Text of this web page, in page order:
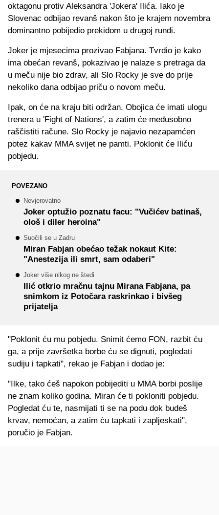
oktagonu protiv Aleksandra 'Jokera' Ilića. Iako je
Slovenac odbijao revanš nakon što je krajem novembra
dominantno pobijedio prekidom u drugoj rundi.
Joker je mjesecima prozivao Fabjana. Tvrdio je kako
ima obećan revanš, pokazivao je nalaze s pretraga da
u meču nije bio zdrav, ali Slo Rocky je sve do prije
nekoliko dana odbijao priču o novom meču.
Ipak, on će na kraju biti održan. Obojica će imati ulogu
trenera u 'Fight of Nations', a zatim će međusobno
raščistiti račune. Slo Rocky je najavio nezapamćen
potez kakav MMA svijet ne pamti. Poklonit će Iliću
pobjedu.
POVEZANO
Nevjerovatno
Joker optužio poznatu facu: "Vučićev batinaš,
ološ i diler heroina"
Suočili se u Zadru
Miran Fabjan obećao težak nokaut Kite:
"Anestezija ili smrt, sam odaberi"
Joker više nikog ne štedi
Ilić otkrio mračnu tajnu Mirana Fabjana, pa
snimkom iz Potočara raskrinkao i bivšeg
prijatelja
"Poklonit ću mu pobjedu. Snimit ćemo FON, razbit ću
ga, a prije završetka borbe ću se dignuti, pogledati
sudiju i tapkati", rekao je Fabjan i dodao je:
"Ilke, tako ćeš napokon pobijediti u MMA borbi poslije
ne znam koliko godina. Miran će ti pokloniti pobjedu.
Pogledat ću te, nasmijati ti se na podu dok budeš
krvav, nemoćan, a zatim ću tapkati i zapljeskati",
poručio je Fabjan.